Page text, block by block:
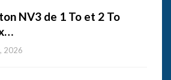
NV3 de 1 To et 2 To
2026